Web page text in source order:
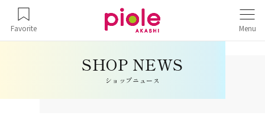
Favorite Menu
ショップニュース